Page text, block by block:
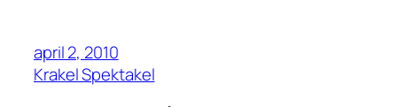
april 2, 2010
Krakel Spektakel